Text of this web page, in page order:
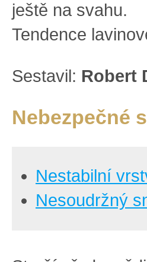
ještě na svahu.
Tendence
Sestavil: Robert
Nebezpečné
Nestabilní
Nesoudržný